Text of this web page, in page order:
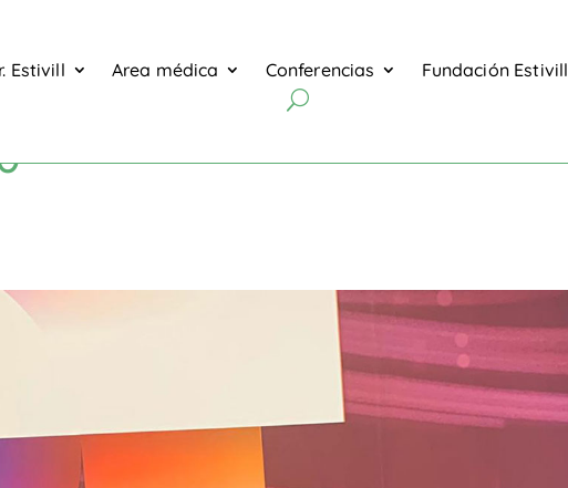
Estivill Area médica Conferencias Fundación Estivill